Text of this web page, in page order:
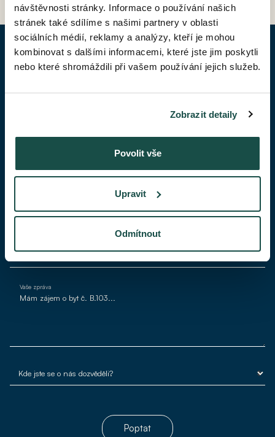
návštěvnosti stránky. Informace o používání našich
stránek také sdílíme s našimi partnery v oblasti
sociálních médií, reklamy a analýzy, kteří je mohou
kombinovat s dalšími informacemi, které jste jim poskytli
nebo které shromáždili při vašem používání jejich služeb.
Zobrazit detaily
Povolit vše
Upravit
Odmítnout
POPTAT BYT
Příjmení*
Váš telefon
Váš e-mail*
Vaše zpráva
Poptat